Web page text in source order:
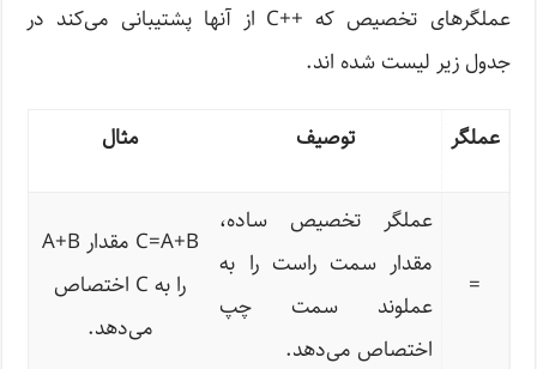
عملگرهای تخصیص که ++C از آنها پشتیبانی می‌کند در
جدول زیر لیست شده اند.
عملگر توصیف مثال
=
عملگر تخصیص ساده،
مقدار سمت راست را به
عملوند سمت چپ
اختصاص می‌دهد.
C=A+B مقدار A+B
را به C اختصاص
می‌دهد.